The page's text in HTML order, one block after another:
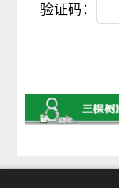
验证码：